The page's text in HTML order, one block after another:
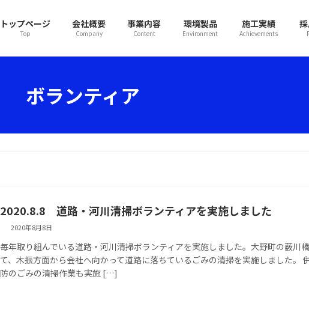
トップページ
Top
会社概要
Company
事業内容
Content
環境製品
Environment
施工実績
Achievements
ボランティア
2020.8.8 道路・河川清掃ボランティアを実施しました
2020年8月8日
毎年取り組んでいる道路・河川清掃ボランティアを実施しました。大野町の薮川
て、木振方面から会社へ向かって道路に落ちているごみの清掃を実施しました。
防のごみの清掃作業も実施 […]